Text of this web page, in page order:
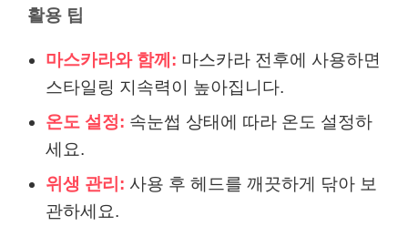
활용 팁
마스카라와 함께: 마스카라 전후에 사용하면
스타일링 지속력이 높아집니다.
온도 설정: 속눈썹 상태에 따라 온도 설정하
세요.
위생 관리: 사용 후 헤드를 깨끗하게 닦아 보
관하세요.